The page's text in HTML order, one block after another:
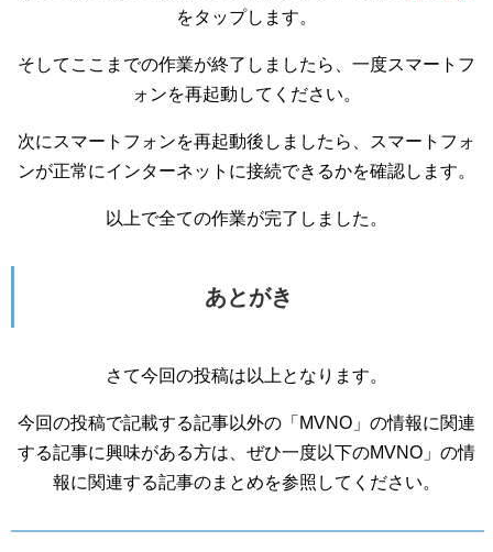
をタップします。
そしてここまでの作業が終了しましたら、一度スマートフ
ォンを再起動してください。
次にスマートフォンを再起動後しましたら、スマートフォ
ンが正常にインターネットに接続できるかを確認します。
以上で全ての作業が完了しました。
あとがき
さて今回の投稿は以上となります。
今回の投稿で記載する記事以外の「MVNO」の情報に関連
する記事に興味がある方は、ぜひ一度以下のMVNO」の情
報に関連する記事のまとめを参照してください。